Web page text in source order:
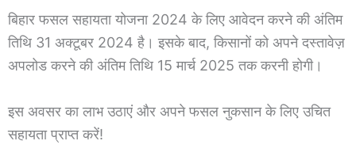
बिहार फसल सहायता योजना 2024 के लिए आवेदन करने की अंतिम
तिथि 31 अक्टूबर 2024 है। इसके बाद, किसानों को अपने दस्तावेज़
अपलोड करने की अंतिम तिथि 15 मार्च 2025 तक करनी होगी।
इस अवसर का लाभ उठाएं और अपने फसल नुकसान के लिए उचित
सहायता प्राप्त करें!